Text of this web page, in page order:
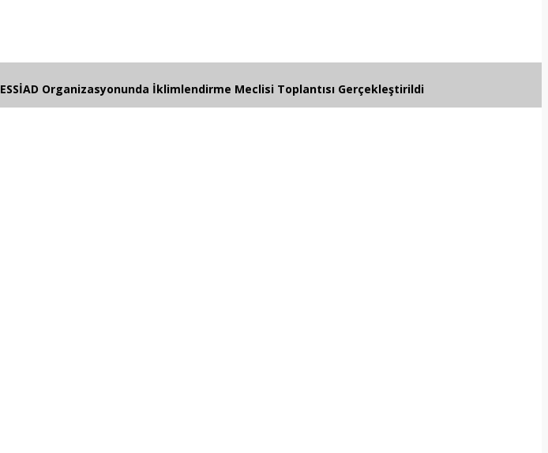
ESSİAD Organizasyonunda İklimlendirme Meclisi Toplantısı Gerçekleştirildi